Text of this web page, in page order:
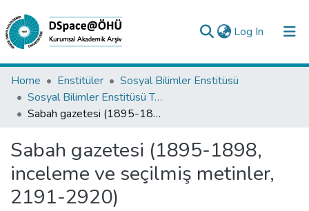
Log In (current)
Collections
All of DSpace
Analyze
Request/Question
Home Enstitüler
Sosyal Bilimler Enstitüsü
Sosyal Bilimler Enstitüsü Tez Koleksiyonu
Sabah gazetesi (1895-1898, inceleme ve seçilmiş metinler, 2191-2920)
Sabah gazetesi (1895-1898,
inceleme ve seçilmiş metinler,
2191-2920)